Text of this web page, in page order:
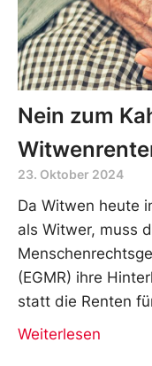
Nein zum
23. Oktober 2024
Da Witwen heute
als Witwer, muss
(EGMR) ihre
statt die Renten
Weiterlesen